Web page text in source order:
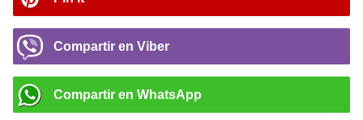
Compartir en Viber
Compartir en WhatsApp